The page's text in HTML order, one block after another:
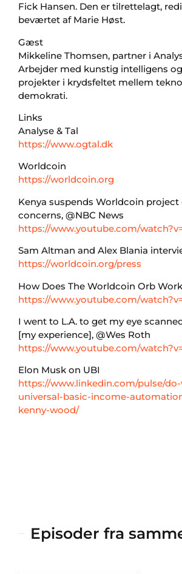
Fick Hansen. Den er tilrettelagt,
beværtet af Marie Høst.
Gæst
Mikkeline Thomsen, partner i
Arbejder med kunstig intelligens
projekter i krydsfeltet mellem
demokrati.
Links
Analyse & Tal
https://www.ogtal.dk
Worldcoin
https://worldcoin.org
Kenya suspends Worldcoin project
concerns, @NBC News
https://www.youtube.com/
Sam Altman and Alex Blania
https://worldcoin.org/press
How Does The Worldcoin Orb
https://www.youtube.com/
I went to L.A. to get my eye
[my experience], @Wes Roth
https://www.youtube.com/
Elon Musk on UBI
https://www.linkedin.com/pulse/
universal-basic-income-
kenny-wood/
Episoder fra